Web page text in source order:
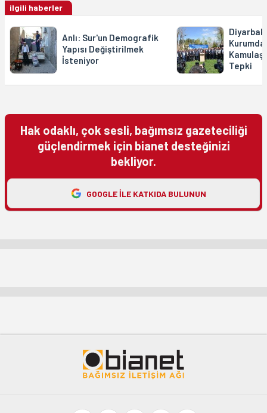
ilgili haberler
Anlı: Sur'un Demografik
Yapısı Değiştirilmek
İsteniyor
Tepki
Hak odaklı, çok sesli, bağımsız gazeteciliği
güçlendirmek için bianet desteğinizi
bekliyor.
GOOGLE ILE KATKIDA BULUNUN